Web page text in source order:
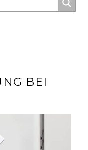
BEI